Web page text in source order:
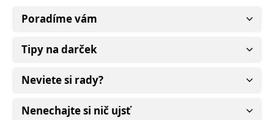
Poradíme vám
Tipy na darček
Neviete si rady?
Nenechajte si nič ujsť